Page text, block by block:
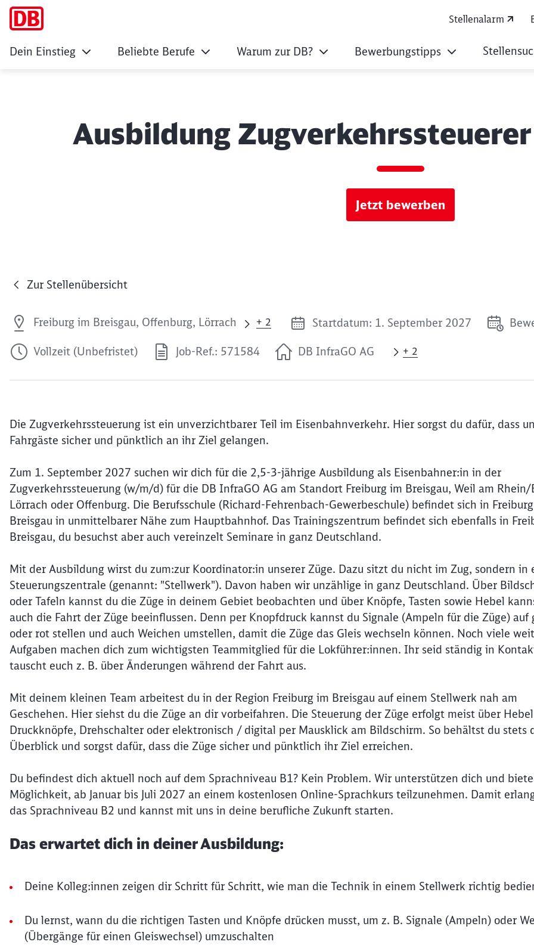
Stellenalarm
Dein Einstieg Beliebte Berufe Warum zur DB? Bewerbungstipps
Ausbildung
Jetzt bewerben
Zur Stellenübersicht
Freiburg im Breisgau, Offenburg, Lörrach + 2 Startdatum: 1. September 2027
Vollzeit (Unbefristet) Job-Ref.: 571584 DB InfraGO AG + 2
Die Zugverkehrssteuerung ist ein unverzichtbarer Teil im Eisenbahnverkehr. Hier sorgst du dafür, dass
Fahrgäste sicher und pünktlich an ihr Ziel gelangen.
Zum 1. September 2027 suchen wir dich für die 2,5-3-jährige Ausbildung als Eisenbahner:in in der
Zugverkehrssteuerung (w/m/d) für die DB InfraGO AG am Standort Freiburg im Breisgau, Weil am Rhein/
Lörrach oder Offenburg. Die Berufsschule (Richard-Fehrenbach-Gewerbeschule) befindet sich in
Breisgau in unmittelbarer Nähe zum Hauptbahnhof. Das Trainingszentrum befindet sich ebenfalls in
Breisgau, du besuchst aber auch vereinzelt Seminare in ganz Deutschland.
Mit der Ausbildung wirst du zum:zur Koordinator:in unserer Züge. Dazu sitzt du nicht im Zug, sondern in
Steuerungszentrale (genannt: "Stellwerk"). Davon haben wir unzählige in ganz Deutschland. Über
oder Tafeln kannst du die Züge in deinem Gebiet beobachten und über Knöpfe, Tasten sowie Hebel
auch die Fahrt der Züge beeinflussen. Denn per Knopfdruck kannst du Signale (Ampeln für die Züge) auf
oder rot stellen und auch Weichen umstellen, damit die Züge das Gleis wechseln können. Noch viele
Aufgaben machen dich zum wichtigsten Teammitglied für die Lokführer:innen. Ihr seid ständig in
tauscht euch z. B. über Änderungen während der Fahrt aus.
Mit deinem kleinen Team arbeitest du in der Region Freiburg im Breisgau auf einem Stellwerk nah am
Geschehen. Hier siehst du die Züge an dir vorbeifahren. Die Steuerung der Züge erfolgt meist über
Druckknöpfe, Drehschalter oder elektronisch / digital per Mausklick am Bildschirm. So behältst du stets
Überblick und sorgst dafür, dass die Züge sicher und pünktlich ihr Ziel erreichen.
Du befindest dich aktuell noch auf dem Sprachniveau B1? Kein Problem. Wir unterstützen dich und
Möglichkeit, ab Januar bis Juli 2027 an einem kostenlosen Online-Sprachkurs teilzunehmen. Damit
das Sprachniveau B2 und kannst mit uns in deine berufliche Zukunft starten.
Das erwartet dich in deiner Ausbildung:
Deine Kolleg:innen zeigen dir Schritt für Schritt, wie man die Technik in einem Stellwerk richtig
Du lernst, wann du die richtigen Tasten und Knöpfe drücken musst, um z. B. Signale (Ampeln) oder
(Übergänge für einen Gleiswechsel) umzuschalten